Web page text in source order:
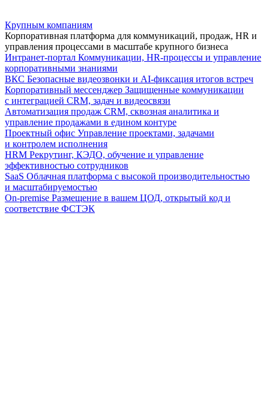
Крупным компаниям
Корпоративная платформа для коммуникаций, продаж, HR и
управления процессами в масштабе крупного бизнеса
Интранет-портал Коммуникации, HR-процессы и управление
корпоративными знаниями
ВКС Безопасные видеозвонки и AI-фиксация итогов встреч
Корпоративный мессенджер Защищенные коммуникации
с интеграцией CRM, задач и видеосвязи
Автоматизация продаж CRM, сквозная аналитика и
управление продажами в едином контуре
Проектный офис Управление проектами, задачами
и контролем исполнения
HRM Рекрутинг, КЭДО, обучение и управление
эффективностью сотрудников
SaaS Облачная платформа с высокой производительностью
и масштабируемостью
On-premise Размещение в вашем ЦОД, открытый код и
соответствие ФСТЭК